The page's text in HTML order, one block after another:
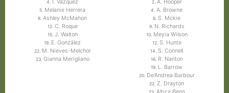
4. I. Vázquez
5. Melanie Herrera
8. Ashley McMahon
12.C. Roque
15.J. Walton
19. E. González
22.M. Nieves-Melchor
23.Gianna Merigliano
2.A. Hooper
4. A. Browne
6. S. Mckie
9.N. Richards
10.Meyia Wilson
12.S. Hunte
14. S. Connell
16.R. Nanton
19. L. Barrow
20.De'Andrea Barbour
22. Z. Drayton
23. Altica Benn